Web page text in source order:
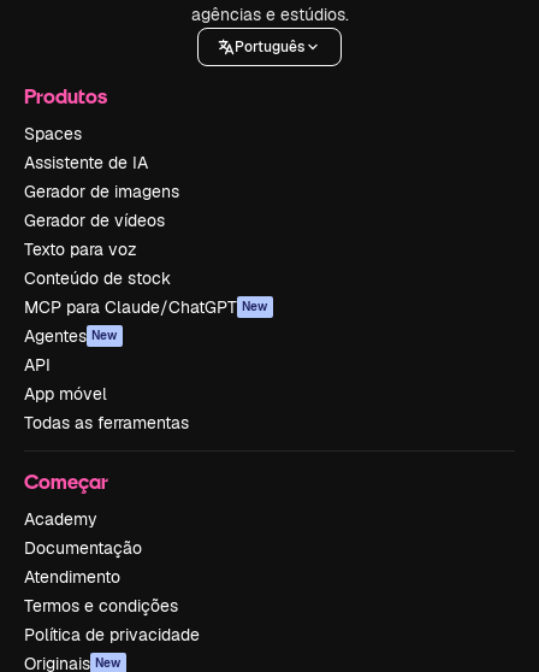
agências e estúdios.
Português
Produtos
Spaces
Assistente de IA
Gerador de imagens
Gerador de vídeos
Texto para voz
Conteúdo de stock
MCP para Claude/ChatGPT New
Agentes New
API
App móvel
Todas as ferramentas
Começar
Academy
Documentação
Atendimento
Termos e condições
Política de privacidade
Originais New